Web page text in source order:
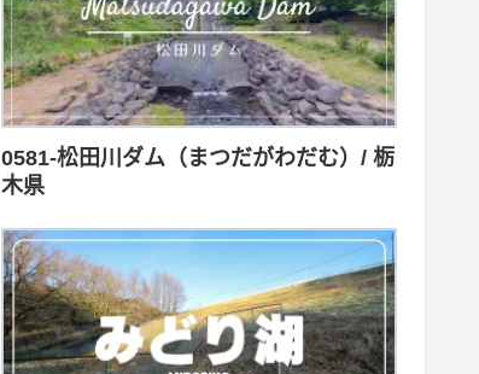
0581-松田川ダム（まつだがわだむ）/ 栃
木県